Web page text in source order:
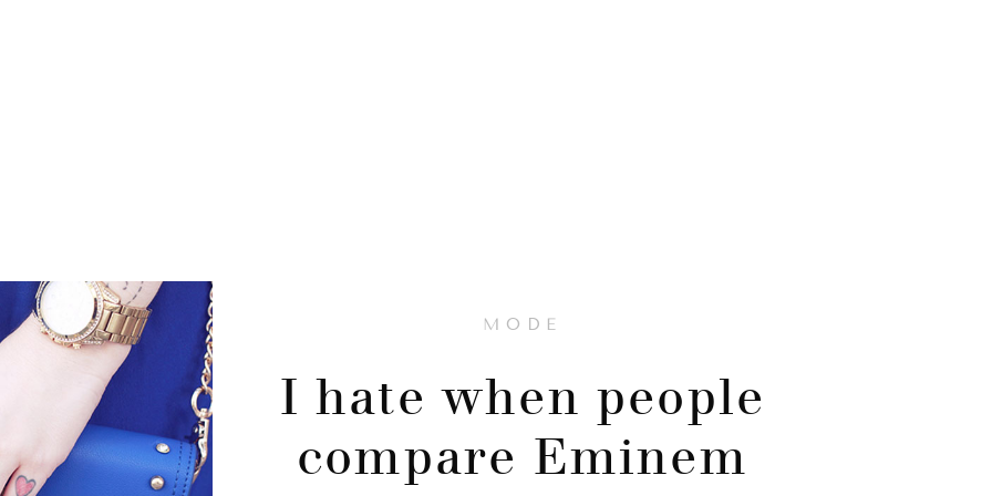
MODE
I hate when people
compare Eminem